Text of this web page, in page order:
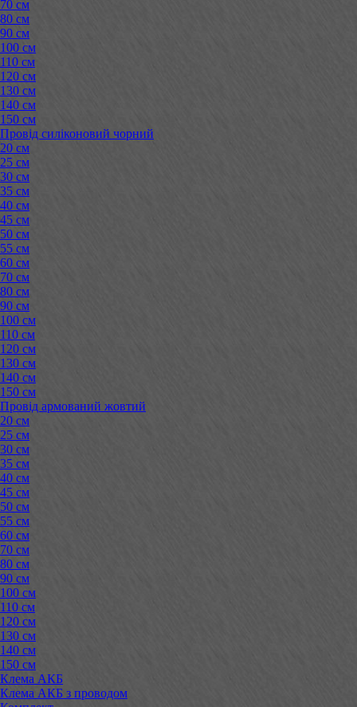
70 см
80 см
90 см
100 см
110 см
120 см
130 см
140 см
150 см
Провід силіконовий чорний
20 см
25 см
30 см
35 см
40 см
45 см
50 см
55 см
60 см
70 см
80 см
90 см
100 см
110 см
120 см
130 см
140 см
150 см
Провід армований жовтий
20 см
25 см
30 см
35 см
40 см
45 см
50 см
55 см
60 см
70 см
80 см
90 см
100 см
110 см
120 см
130 см
140 см
150 см
Клема АКБ
Клема АКБ з проводом